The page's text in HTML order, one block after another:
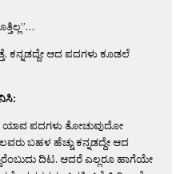
ಕನ್ನಡದ್ದೇ ಆದ ಪದಗಳು ಕೂಡಲೆ
ಪದಗಳು ತೋಚುವುದೋ
ಬಹಳ ಹೆಚ್ಚು ಕನ್ನಡದ್ದೇ ಆದ
ದಿಟ. ಆದರೆ ಎಲ್ಲರೂ ಹಾಗೆಯೇ